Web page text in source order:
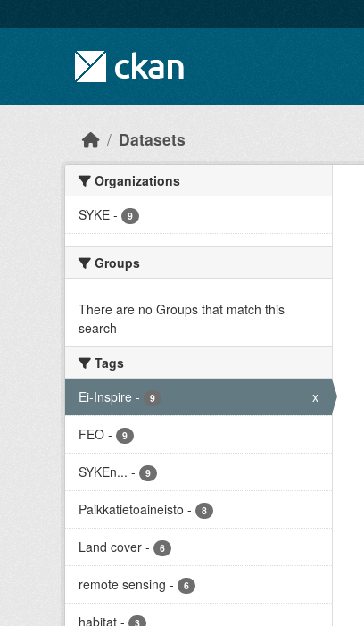
Datasets
Organizations
SYKE - 9
Groups
There are no Groups that match this
search
Tags
Ei-Inspire - 9 x
FEO - 9
SYKEn... - 9
Paikkatietoaineisto - 8
Land cover - 6
remote sensing - 6
habitat - 3